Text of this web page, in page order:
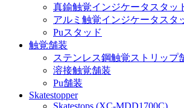
真鍮触覚インジケータスタッ
アルミ触覚インジケータスタ
Puスタッド
触覚舗装
ステンレス鋼触覚ストリップ
溶接触覚舗装
Pu舗装
Skatestopper
Skatestops (XC-MDD1700C)